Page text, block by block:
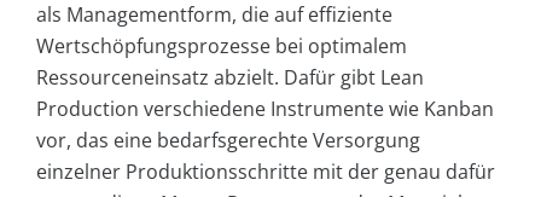
als Managementform, die auf effiziente
Wertschöpfungsprozesse bei optimalem
Ressourceneinsatz abzielt. Dafür gibt Lean
Production verschiedene Instrumente wie Kanban
vor, das eine bedarfsgerechte Versorgung
einzelner Produktionsschritte mit der genau dafür